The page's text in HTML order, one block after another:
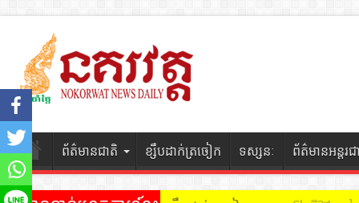
ព័ត៌មានជាតិ ខ្សឹបដាក់ត្រចៀក ទស្សនៈ ព័ត៌មានអន្តរជ